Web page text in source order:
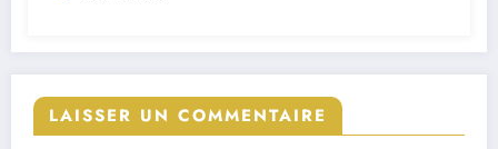
LAISSER UN COMMENTAIRE